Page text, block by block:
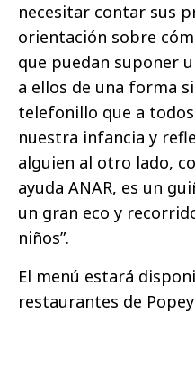
necesitar contar sus
orientación sobre
que puedan suponer
a ellos de una forma
telefonillo que a
nuestra infancia y
alguien al otro lado,
ayuda ANAR, es un
un gran eco y
niños”.
El menú estará
restaurantes de